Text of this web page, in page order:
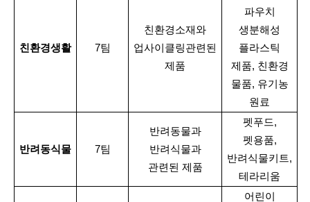
친환경생활 7팀
친환경소재와
업사이클링관련된
제품
파우치
생분해성
플라스틱
제품, 친환경
물품, 유기농
원료
반려동식물 7팀
반려동물과
반려식물과
관련된 제품
펫푸드,
펫용품,
반려식물키트,
테라리움
어린이